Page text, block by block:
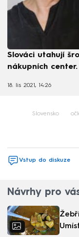
Slováci utahují
nákupních
18. lis 2021, 14:26
Slovensko
Vstup do diskuze
Návrhy pro